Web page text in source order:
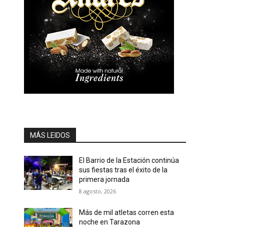
MÁS LEIDOS
El Barrio de la Estación continúa
sus fiestas tras el éxito de la
primera jornada
8 agosto, 2026
Más de mil atletas corren esta
noche en Tarazona